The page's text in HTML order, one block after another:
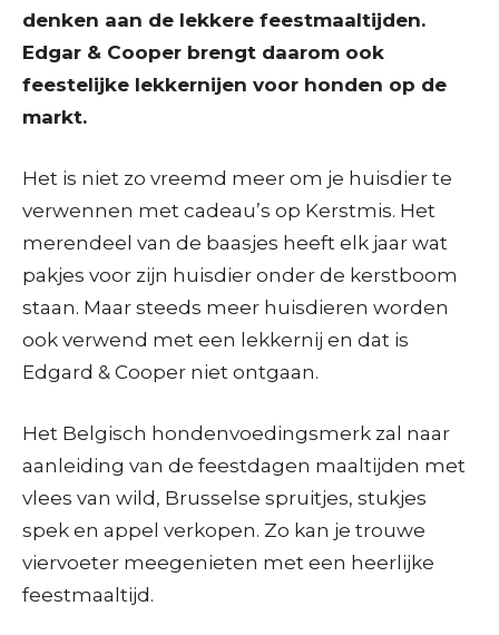
denken aan de lekkere feestmaaltijden.
Edgar & Cooper brengt daarom ook
feestelijke lekkernijen voor honden op de
markt.
Het is niet zo vreemd meer om je huisdier te
verwennen met cadeau’s op Kerstmis. Het
merendeel van de baasjes heeft elk jaar wat
pakjes voor zijn huisdier onder de kerstboom
staan. Maar steeds meer huisdieren worden
ook verwend met een lekkernij en dat is
Edgard & Cooper niet ontgaan.
Het Belgisch hondenvoedingsmerk zal naar
aanleiding van de feestdagen maaltijden met
vlees van wild, Brusselse spruitjes, stukjes
spek en appel verkopen. Zo kan je trouwe
viervoeter meegenieten met een heerlijke
feestmaaltijd.